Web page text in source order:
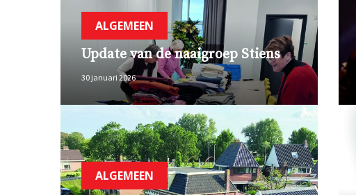
ALGEMEEN
Update van de naaigroep Stiens
30 januari 2026
ALGEMEEN